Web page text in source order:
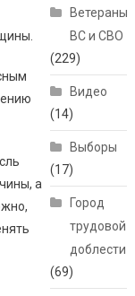
а
Ветераны
ВС и СВО
(229)
Видео
(14)
Выборы
(17)
Город
трудовой
доблести
(69)